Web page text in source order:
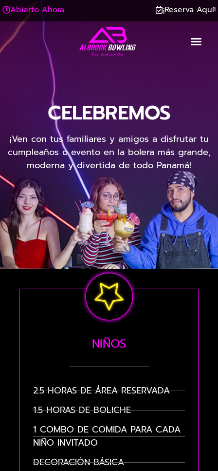
Abierto Ahora ¡Reserva Aquí!
CELEBREMOS
¡Ven con tus familiares y amigos a disfrutar tu
cumpleaños o evento en la bolera más grande,
moderna y divertida de todo Panamá!
NIÑOS
2.5 HORAS DE ÁREA RESERVADA
1.5 HORAS DE BOLICHE
1 COMBO DE COMIDA PARA CADA
NIÑO INVITADO
DECORACIÓN BÁSICA